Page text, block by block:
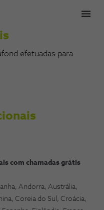
efetuadas para
com chamadas grátis
Andorra, Austrália,
Coreia do Sul, Croácia,